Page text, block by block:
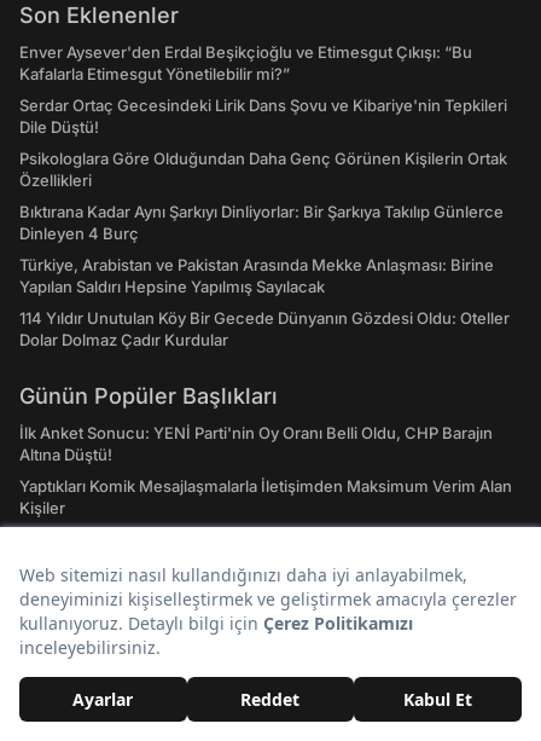
Son Eklenenler
Enver Aysever'den Erdal Beşikçioğlu ve Etimesgut Çıkışı: “Bu
Kafalarla Etimesgut Yönetilebilir mi?”
Serdar Ortaç Gecesindeki Lirik Dans Şovu ve Kibariye'nin Tepkileri
Dile Düştü!
Psikologlara Göre Olduğundan Daha Genç Görünen Kişilerin Ortak
Özellikleri
Bıktırana Kadar Aynı Şarkıyı Dinliyorlar: Bir Şarkıya Takılıp Günlerce
Dinleyen 4 Burç
Türkiye, Arabistan ve Pakistan Arasında Mekke Anlaşması: Birine
Yapılan Saldırı Hepsine Yapılmış Sayılacak
114 Yıldır Unutulan Köy Bir Gecede Dünyanın Gözdesi Oldu: Oteller
Dolar Dolmaz Çadır Kurdular
Günün Popüler Başlıkları
İlk Anket Sonucu: YENİ Parti'nin Oy Oranı Belli Oldu, CHP Barajın
Altına Düştü!
Yaptıkları Komik Mesajlaşmalarla İletişimden Maksimum Verim Alan
Kişiler
Sosyete Bu Düğünü Konuşuyor: Ünlü İş İnsanının Oğlunun Düğünü
İçin Harcanan Para Dudak Uçuklattı!
İçme Suyuna Kur'an-ı Kerim Dinletiliyor: 31 Yıllık Alışkanlık, O
Türkiye'nin Ünlü AVM'si Kapandı, Tüm Mağazalar Boşaltıldı: Metro
Çıkışını Kullananlara Uyarı Yapıldı